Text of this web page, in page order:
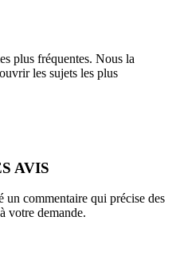
plus fréquentes. Nous la
les sujets les plus
AVIS
un commentaire qui précise des
votre demande.